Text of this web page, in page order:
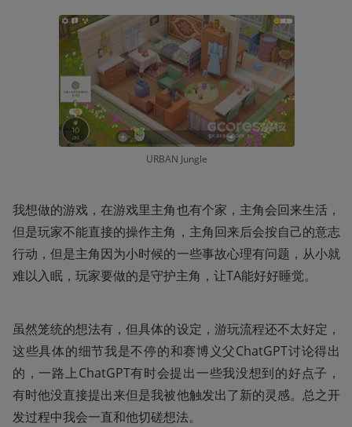
URBAN Jungle
我想做的游戏，在游戏里主角也有个家，主角会回来生活，
但是玩家不能直接的操作主角，主角回来后会按自己的意志
行动，但是主角因为小时候的一些事故心理有问题，从小就
难以入眠，玩家要做的是守护主角，让TA能好好睡觉。
虽然笼统的想法有，但具体的设定，游玩流程还不太好定，
这些具体的细节我是不停的和赛博义父ChatGPT讨论得出
的，一路上ChatGPT有时会提出一些我没想到的好点子，
有时他没直接提出来但是我被他触发出了新的灵感。总之开
发过程中我会一直和他切磋想法。